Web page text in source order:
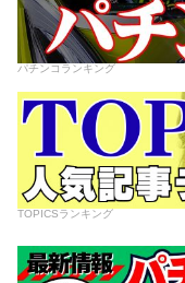
パチンコランキング
TOPICSランキング